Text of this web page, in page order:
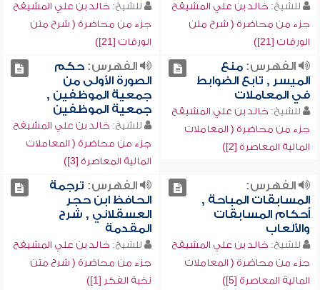
للشيخ: خالد بن علي المشيقح
جزء من محاضرة ( شرح متن
الورقات [21])
للشيخ: خالد بن علي المشيقح
جزء من محاضرة ( شرح متن
الورقات [21])
الفهرس:منع
الميسر , تابع الضوابط
في المعاملات
للشيخ: خالد بن علي المشيقح
جزء من محاضرة ( المعاملات
المالية المعاصرة [2])
الفهرس:حكم
الصورة الأولى من
جمعية الموظفين ,
جمعية الموظفين
للشيخ: خالد بن علي المشيقح
جزء من محاضرة ( المعاملات
المالية المعاصرة [3])
الفهرس:
المسابقات المباحة ,
أحكام المسابقات
والألعاب
للشيخ: خالد بن علي المشيقح
جزء من محاضرة ( المعاملات
المالية المعاصرة [5])
الفهرس: ترجمة
الحافظ ابن حجر
العسقلاني , شرح
المقدمة
للشيخ: خالد بن علي المشيقح
جزء من محاضرة ( شرح متن
نخبة الفكر [1])